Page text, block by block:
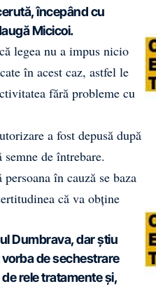
începând cu
Micicoi.
legea nu a impus nicio
în acest caz, astfel le
fără probleme cu
a fost depusă după
de întrebare.
în cauză se baza
că va obține
Dumbrava, dar știu
de sechestrare
rele tratamente și,